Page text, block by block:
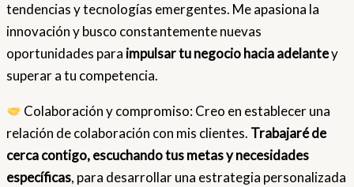
tendencias y tecnologías emergentes. Me apasiona la
innovación y busco constantemente nuevas
oportunidades para impulsar tu negocio hacia adelantey
superar a tu competencia.
Colaboración y compromiso: Creo en establecer una
relación de colaboración con mis clientes. Trabajaré de
cerca contigo, escuchando tus metas y necesidades
específicas, para desarrollar una estrategia personalizada